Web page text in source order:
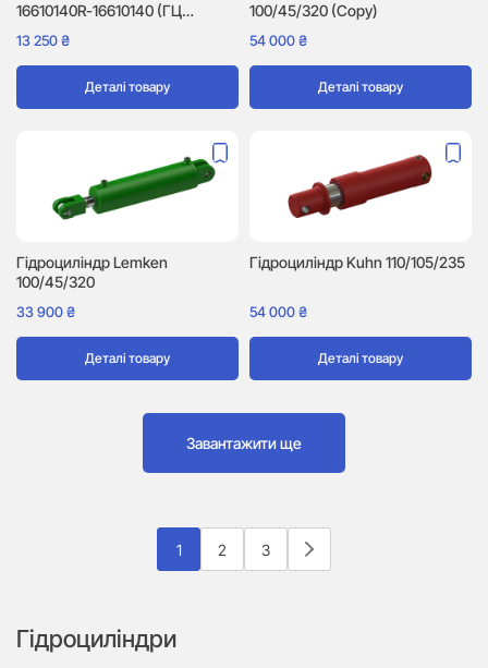
16610140R-16610140 (ГЦ
40/30/155)
13 250₴
Деталі товару
100/45/320 (Copy)
54 000₴
Деталі товару
Гідроциліндр Lemken
100/45/320
33 900₴
Деталі товару
Гідроциліндр Kuhn 110/105/235
54 000₴
Деталі товару
Завантажити ще
1 2 3
Гідроциліндри